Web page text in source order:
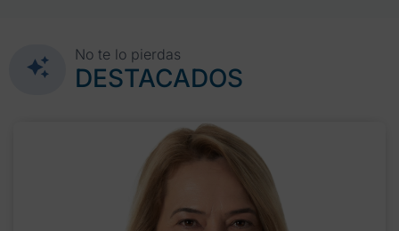
No te lo pierdas
DESTACADOS